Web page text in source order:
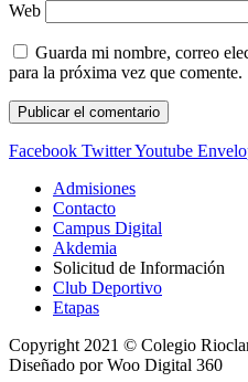
Web
Guarda mi nombre, correo
para la próxima vez que comente.
Facebook TwitterYoutube
Admisiones
Contacto
Campus Digital
Akdemia
Solicitud de Información
Club Deportivo
Etapas
Copyright 2021 © Colegio
Diseñado por Woo Digital 360